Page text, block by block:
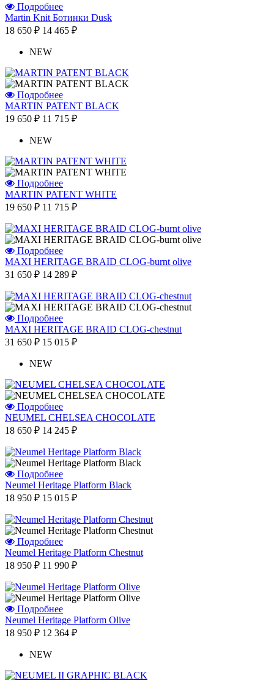
Подробнее
Martin Knit Ботинки Dusk
18 650 ₽ 14 465 ₽
NEW
Подробнее
MARTIN PATENT BLACK
19 650 ₽ 11 715 ₽
NEW
Подробнее
MARTIN PATENT WHITE
19 650 ₽ 11 715 ₽
Подробнее
MAXI HERITAGE BRAID CLOG-burnt olive
31 650 ₽ 14 289 ₽
Подробнее
MAXI HERITAGE BRAID CLOG-chestnut
31 650 ₽ 15 015 ₽
NEW
Подробнее
NEUMEL CHELSEA CHOCOLATE
18 650 ₽ 14 245 ₽
Подробнее
Neumel Heritage Platform Black
18 950 ₽ 15 015 ₽
Подробнее
Neumel Heritage Platform Chestnut
18 950 ₽ 11 990 ₽
Подробнее
Neumel Heritage Platform Olive
18 950 ₽ 12 364 ₽
NEW